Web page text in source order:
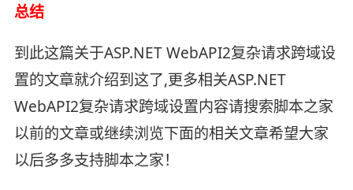
总结
到此这篇关于ASP.NET WebAPI2复杂请求跨域设
置的文章就介绍到这了,更多相关ASP.NET
WebAPI2复杂请求跨域设置内容请搜索脚本之家
以前的文章或继续浏览下面的相关文章希望大家
以后多多支持脚本之家！